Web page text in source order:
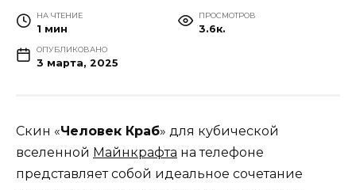
НА ЧТЕНИЕ
1 мин
ПРОСМОТРОВ
3.6к.
ОПУБЛИКОВАНО
3 марта, 2025
Скин «Человек Краб» для кубической
вселенной Майнкрафта на телефоне
представляет собой идеальное сочетание